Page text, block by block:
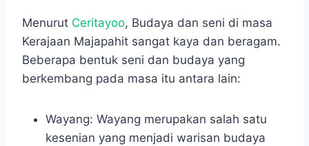
Menurut Ceritayoo, Budaya dan seni di masa
Kerajaan Majapahit sangat kaya dan beragam.
Beberapa bentuk seni dan budaya yang
berkembang pada masa itu antara lain:
Wayang: Wayang merupakan salah satu
kesenian yang menjadi warisan budaya